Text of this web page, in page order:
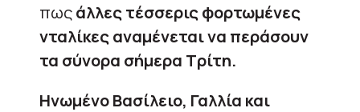
πωςάλλες τέσσερις φορτωμένες
νταλίκες αναμένεται να περάσουν
τα σύνορα σήμερα Τρίτη.
Ηνωμένο Βασίλειο, Γαλλία και